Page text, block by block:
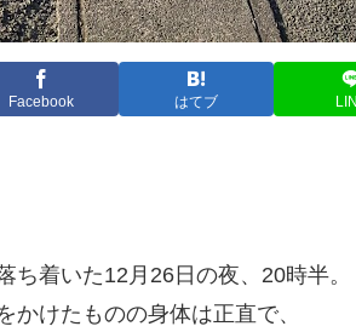
Facebook はてブ
ち着いた12月26日の夜、20時半。
かけたものの身体は正直で、